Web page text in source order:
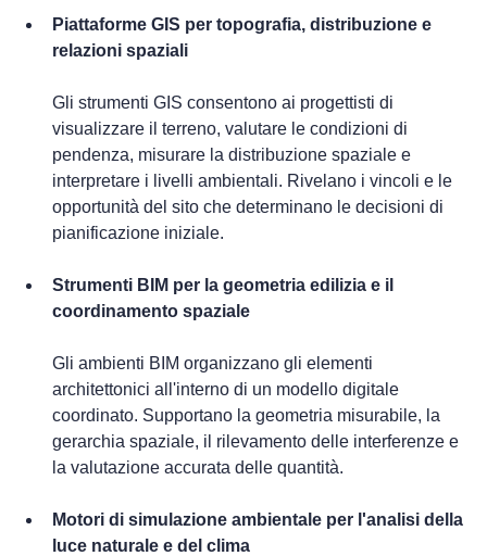
Piattaforme GIS per topografia, distribuzione e
relazioni spaziali
Gli strumenti GIS consentono ai progettisti di
visualizzare il terreno, valutare le condizioni di
pendenza, misurare la distribuzione spaziale e
interpretare i livelli ambientali. Rivelano i vincoli e le
opportunità del sito che determinano le decisioni di
pianificazione iniziale.
Strumenti BIM per la geometria edilizia e il
coordinamento spaziale
Gli ambienti BIM organizzano gli elementi
architettonici all'interno di un modello digitale
coordinato. Supportano la geometria misurabile, la
gerarchia spaziale, il rilevamento delle interferenze e
la valutazione accurata delle quantità.
Motori di simulazione ambientale per l'analisi della
luce naturale e del clima